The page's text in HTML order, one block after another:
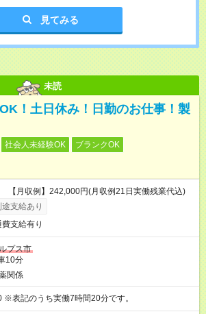
見てみる
未読
！土日休み！日勤のお仕事！製
社会人未経験OK
ブランクOK
【月収例】242,000円(月収例21日実働残業代込)
支給あり
支給有り
プス市
10分
関係
8:30～17:00 ※表記のうち実働7時間20分です。